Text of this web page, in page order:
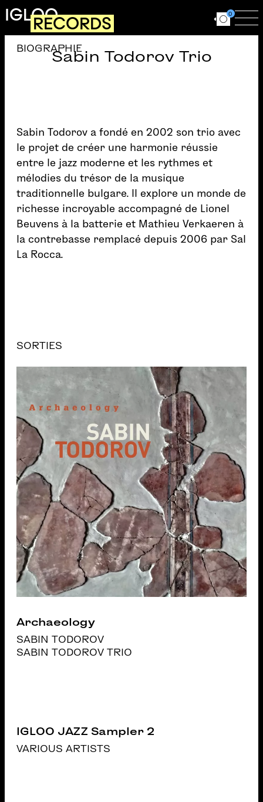
Aller au contenu principal
IGLOORECORDS Ouvrir le
0
Sabin Todorov Trio
BIOGRAPHIE
Sabin Todorov a fondé en 2002 son trio avec
le projet de créer une harmonie réussie
entre le jazz moderne et les rythmes et
mélodies du trésor de la musique
traditionnelle bulgare. Il explore un monde de
richesse incroyable accompagné de Lionel
Beuvens à la batterie et Mathieu Verkaeren à
la contrebasse remplacé depuis 2006 par Sal
La Rocca.
SORTIES
Archaeology
SABIN TODOROV
SABIN TODOROV TRIO
IGLOO JAZZ Sampler 2
VARIOUS ARTISTS